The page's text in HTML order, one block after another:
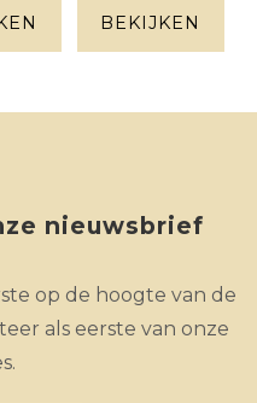
zit incl 2
BEKIJKEN
nieuwsbrief
op de hoogte van de
als eerste van onze